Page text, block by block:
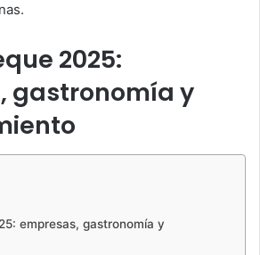
2025:
gastronomía y
empresas, gastronomía y